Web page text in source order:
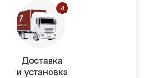
Доставка
и установка